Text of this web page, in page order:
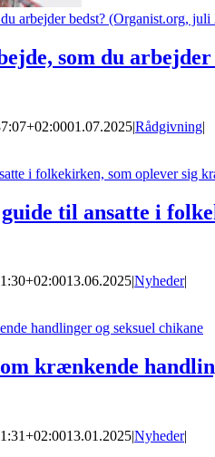
arbejder bedst? (Organist.org, juli
som du
01.07.2025|Rådgivning|
i folkekirken, som oplever sig
til ansatte i
13.06.2025|Nyheder|
handlinger og seksuel chikane
krænkende
13.01.2025|Nyheder|